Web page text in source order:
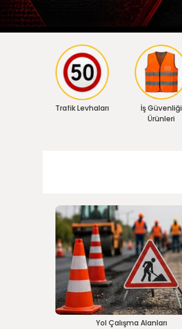
Trafik Levhaları
İş Güvenliği
Ürünleri
Yol Çalışma Alanları